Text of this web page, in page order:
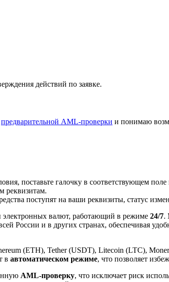
действий по заявке.
предварительной AML-проверки и понимаю
поставьте галочку в соответствующем
реквизитам.
поступят на ваши реквизиты, статус
электронных валют, работающий в режиме 24/7.
России и в других странах, обеспечивая
(ETH), Tether (USDT), Litecoin (LTC),
в автоматическом режиме, что позволяет
AML-проверку, что исключает риск